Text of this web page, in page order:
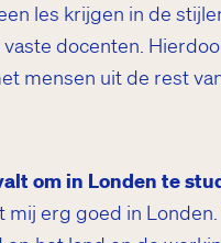
les krijgen in de
docenten.
mensen uit de rest
om in Londen te
mij erg goed in Londen.